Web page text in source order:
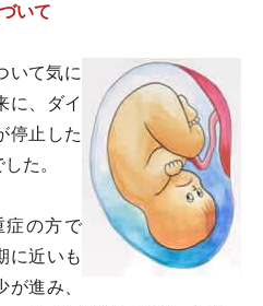
いて
いて気に
に、ダイ
停止した
た。
症の方で
に近いも
進み、